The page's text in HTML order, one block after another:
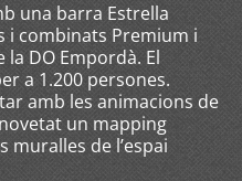
una barra Estrella
i combinats Premium i
DO Empordà. El
a 1.200 persones.
amb les animacions de
un mapping
muralles de l’espai